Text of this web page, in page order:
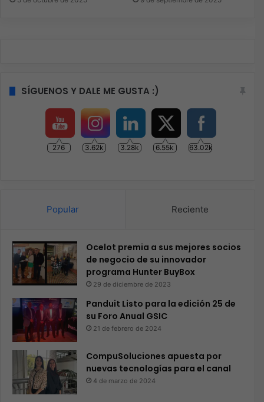
SÍGUENOS Y DALE ME GUSTA :)
276 3.62k 3.28k 6.55k 63.02k
Popular Reciente
Ocelot premia a sus mejores socios
de negocio de su innovador
programa Hunter BuyBox
29 de diciembre de 2023
Panduit Listo para la edición 25 de
su Foro Anual GSIC
21 de febrero de 2024
CompuSoluciones apuesta por
nuevas tecnologías para el canal
4 de marzo de 2024